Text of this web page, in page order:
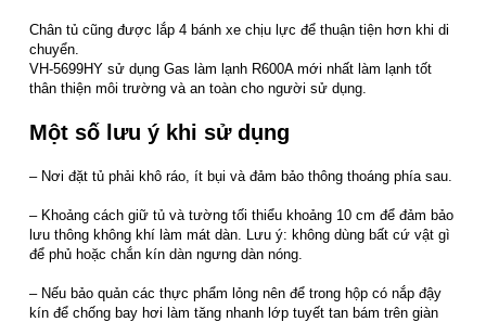
Chân tủ cũng được lắp 4 bánh xe chịu lực để thuận tiện hơn khi di
chuyển.
VH-5699HY sử dụng Gas làm lạnh R600A mới nhất làm lạnh tốt
thân thiện môi trường và an toàn cho người sử dụng.
Một số lưu ý khi sử dụng
– Nơi đặt tủ phải khô ráo, ít bụi và đảm bảo thông thoáng phía sau.
– Khoảng cách giữ tủ và tường tối thiểu khoảng 10 cm để đảm bảo
lưu thông không khí làm mát dàn. Lưu ý: không dùng bất cứ vật gì
để phủ hoặc chắn kín dàn ngưng dàn nóng.
– Nếu bảo quản các thực phẩm lỏng nên để trong hộp có nắp đậy
kín để chống bay hơi làm tăng nhanh lớp tuyết tan bám trên giàn